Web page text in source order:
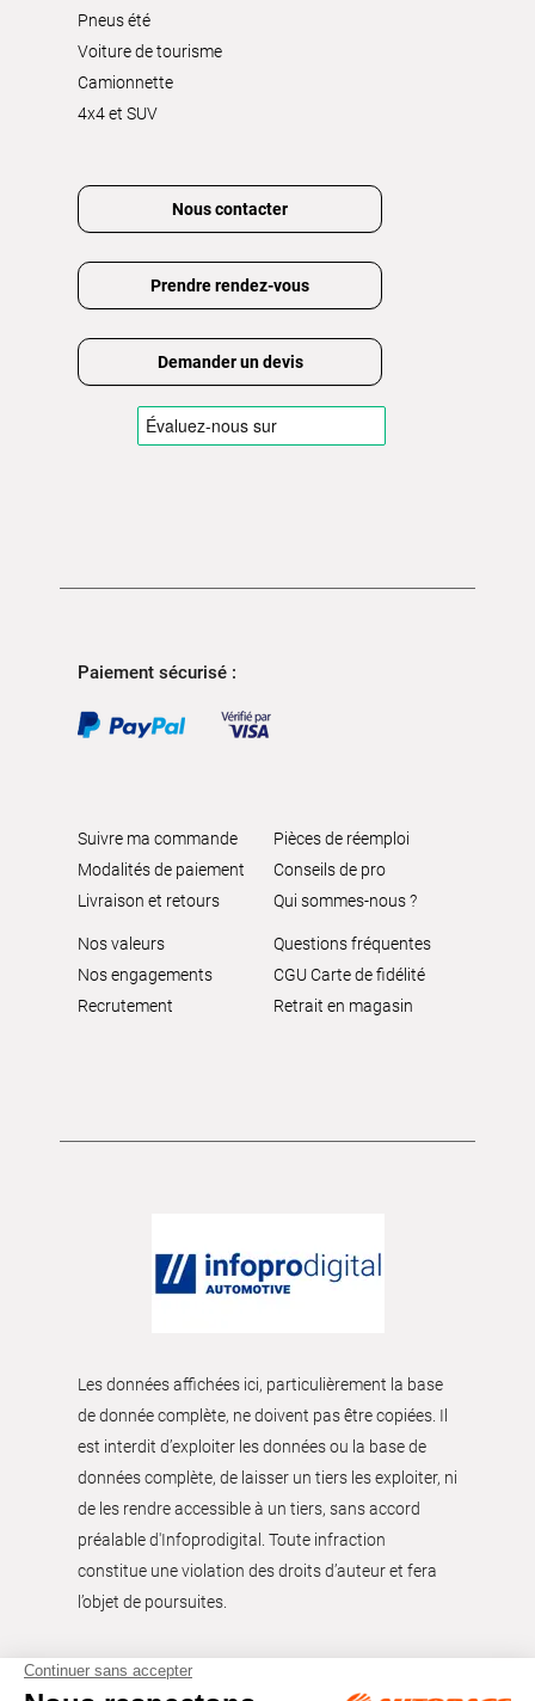
Pneus été
Voiture de tourisme
Camionnette
4x4 et SUV
Nous contacter
Prendre rendez-vous
Demander un devis
Paiement sécurisé :
Suivre ma commande
Modalités de paiement
Livraison et retours
Pièces de réemploi
Conseils de pro
Qui sommes-nous ?
Nos valeurs
Nos engagements
Recrutement
Questions fréquentes
CGU Carte de fidélité
Retrait en magasin
Les données affichées ici, particulièrement la base
de donnée complète, ne doivent pas être copiées. Il
est interdit d’exploiter les données ou la base de
données complète, de laisser un tiers les exploiter, ni
de les rendre accessible à un tiers, sans accord
préalable d'Infoprodigital. Toute infraction
constitue une violation des droits d’auteur et fera
l’objet de poursuites.